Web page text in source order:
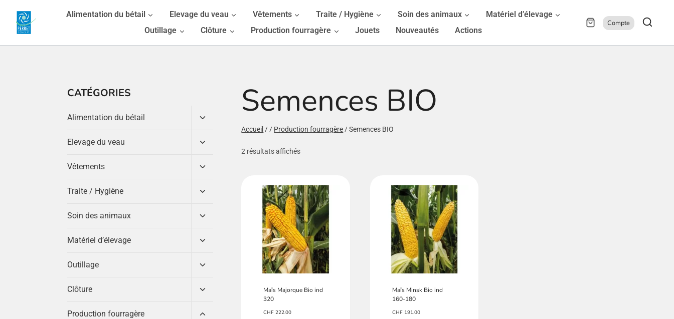
Alimentation du bétail Elevage du veau Vêtements Traite / Hygiène Soin des animaux
Matériel d’élevage
Outillage
Clôture Production fourragère Jouets Nouveautés Actions
Compte
Semences BIO
Accueil / / Production fourragère / Semences BIO
2 résultats affichés
Maïs Majorque Bio ind
320
CHF 222.00
Maïs Minsk Bio ind
160-180
CHF191.00
CATÉGORIES
Alimentation du bétail
Ouvrir/fermer
menu
Elevage du veau
Ouvrir/fermer
menu
Vêtements
Ouvrir/fermer
menu
Traite / Hygiène
Ouvrir/fermer
menu
Soin des animaux
Ouvrir/fermer
menu
Matériel d’élevage
Ouvrir/fermer
menu
Outillage
Ouvrir/fermer
menu
Clôture
Ouvrir/fermer
menu
Production fourragère
Ouvrir/fermer